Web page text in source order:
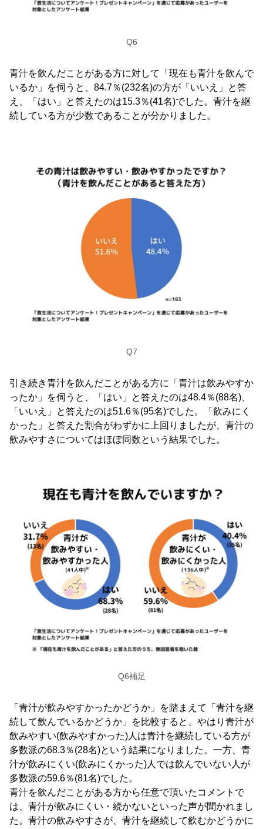
Q6
青汁を飲んだことがある方に対して「現在も青汁を飲んで
いるか」を伺うと、84.7％(232名)の方が「いいえ」と答
え、「はい」と答えたのは15.3％(41名)でした。青汁を継
続している方が少数であることが分かりました。
Q7
引き続き青汁を飲んだことがある方に「青汁は飲みやすか
ったか」を伺うと、「はい」と答えたのは48.4％(88名)、
「いいえ」と答えたのは51.6％(95名)でした。「飲みにく
かった」と答えた割合がわずかに上回りましたが、青汁の
飲みやすさについてはほぼ同数という結果でした。
Q6補足
「青汁が飲みやすかったかどうか」を踏まえて「青汁を継
続して飲んでいるかどうか」を比較すると、やはり青汁が
飲みやすい(飲みやすかった)人は青汁を継続している方が
多数派の68.3％(28名)という結果になりました。一方、青
汁が飲みにくい(飲みにくかった)人では飲んでいない人が
多数派の59.6％(81名)でした。
青汁を飲んだことがある方から任意で頂いたコメントで
は、青汁が飲みにくい・続かないといった声が聞かれまし
た。青汁の飲みやすさが、青汁を継続して飲むかどうかに